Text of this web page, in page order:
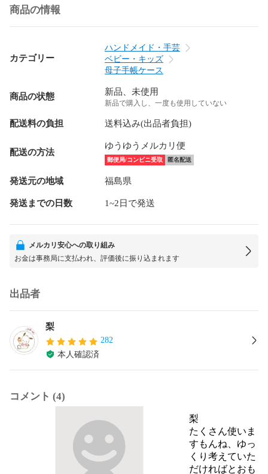
商品の情報
カテゴリー
ハンドメイド・手芸
ベビー・キッズ
母子手帳ケース
商品の状態 新品、未使用
新品で購入し、一度も使用していない
配送料の負担 送料込み(出品者負担)
配送の方法
ゆうゆうメルカリ便
郵便局/コンビニ受取 匿名配送
発送元の地域 福島県
発送までの日数 1~2日で発送
メルカリ安心への取り組み
お金は事務局に支払われ、評価後に振り込まれます
出品者
梨
282
本人確認済
コメント (4)
梨
たくさん使いま
すもんね、ゆっ
くり考えていた
だければとおも